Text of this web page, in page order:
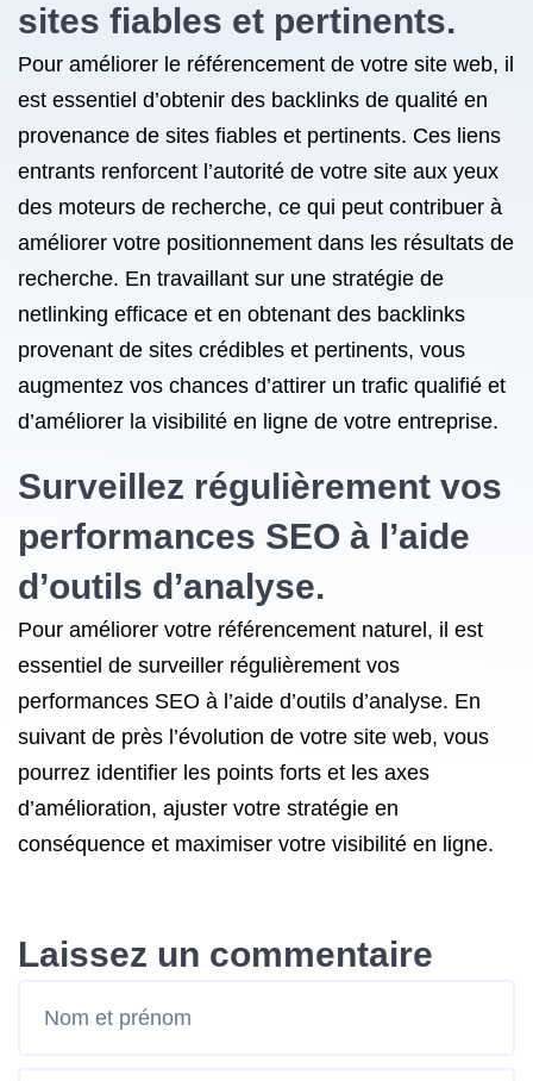
sites fiables et pertinents.
Pour améliorer le référencement de votre site web, il
est essentiel d’obtenir des backlinks de qualité en
provenance de sites fiables et pertinents. Ces liens
entrants renforcent l’autorité de votre site aux yeux
des moteurs de recherche, ce qui peut contribuer à
améliorer votre positionnement dans les résultats de
recherche. En travaillant sur une stratégie de
netlinking efficace et en obtenant des backlinks
provenant de sites crédibles et pertinents, vous
augmentez vos chances d’attirer un trafic qualifié et
d’améliorer la visibilité en ligne de votre entreprise.
Surveillez régulièrement vos
performances SEO à l’aide
d’outils d’analyse.
Pour améliorer votre référencement naturel, il est
essentiel de surveiller régulièrement vos
performances SEO à l’aide d’outils d’analyse. En
suivant de près l’évolution de votre site web, vous
pourrez identifier les points forts et les axes
d’amélioration, ajuster votre stratégie en
conséquence et maximiser votre visibilité en ligne.
Laissez un commentaire